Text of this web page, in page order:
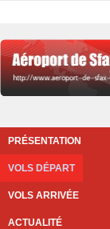
PRÉSENTATION
VOLS DÉPART
VOLS ARRIVÉE
ACTUALITÉ